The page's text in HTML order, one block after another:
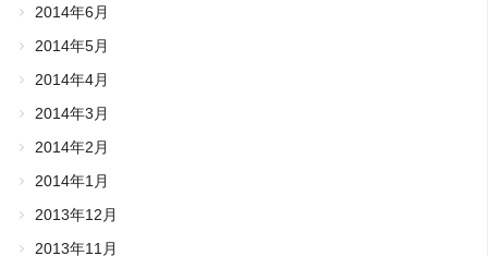
2014年6月
2014年5月
2014年4月
2014年3月
2014年2月
2014年1月
2013年12月
2013年11月